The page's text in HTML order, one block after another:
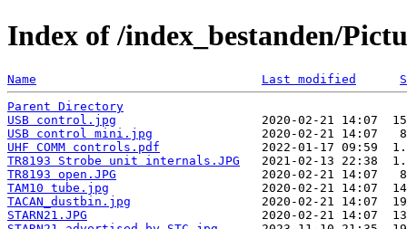
Index of /index_bestanden/
Name Last modified
Parent Directory
USB control.jpg
USB control mini.jpg
UHF COMM controls.pdf
TR8193 Strobe unit internals.JPG
TR8193 open.JPG
TAM10 tube.jpg
TACAN_dustbin.jpg
STARN21.JPG